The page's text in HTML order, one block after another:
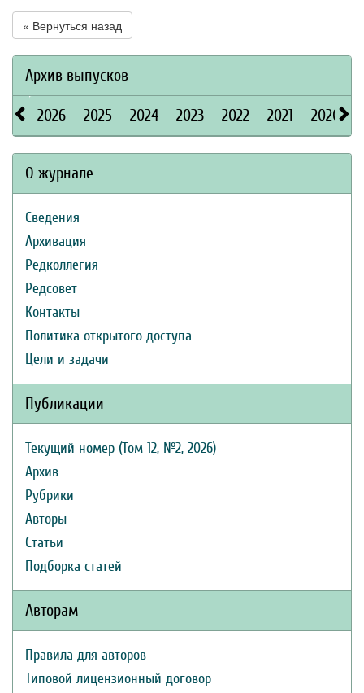
« Вернуться назад
Архив выпусков
2026 2025 2024 2023 2022 2021 2020
О журнале
Сведения
Архивация
Редколлегия
Редсовет
Контакты
Политика открытого доступа
Цели и задачи
Публикации
Текущий номер (Том 12, №2, 2026)
Архив
Рубрики
Авторы
Статьи
Подборка статей
Авторам
Правила для авторов
Типовой лицензионный договор